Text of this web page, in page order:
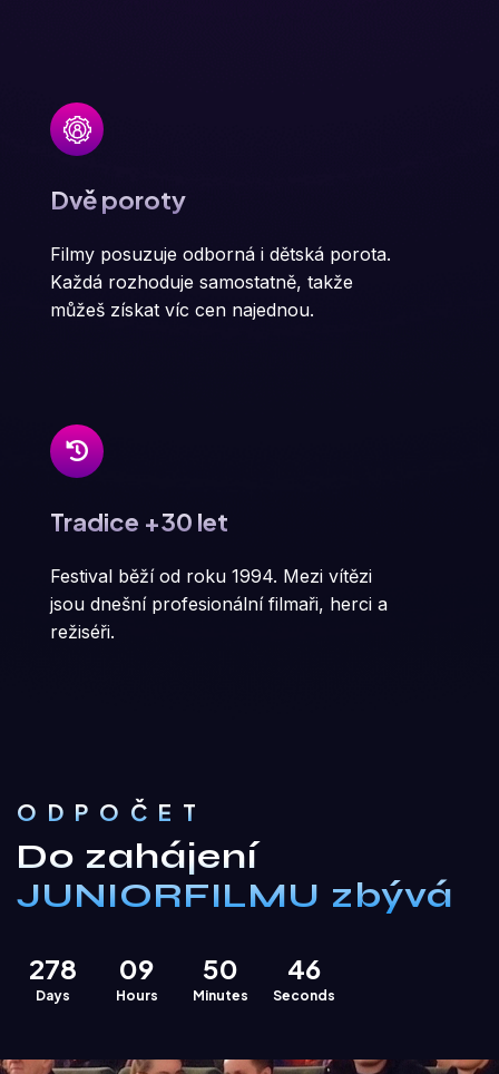
Dvě poroty
Filmy posuzuje odborná i dětská porota.
Každá rozhoduje samostatně, takže
můžeš získat víc cen najednou.
Tradice +30 let
Festival běží od roku 1994. Mezi vítězi
jsou dnešní profesionální filmaři, herci a
režiséři.
ODPOČET
Do zahájení
JUNIORFILMU zbývá
278
Days
09
Hours
50
Minutes
45
Seconds